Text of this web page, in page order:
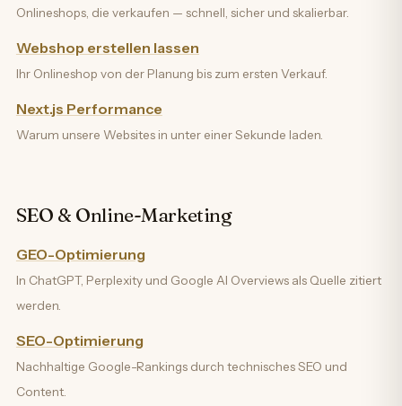
Onlineshops, die verkaufen — schnell, sicher und skalierbar.
Webshop erstellen lassen
Ihr Onlineshop von der Planung bis zum ersten Verkauf.
Next.js Performance
Warum unsere Websites in unter einer Sekunde laden.
SEO & Online-Marketing
GEO-Optimierung
In ChatGPT, Perplexity und Google AI Overviews als Quelle zitiert
werden.
SEO-Optimierung
Nachhaltige Google-Rankings durch technisches SEO und
Content.